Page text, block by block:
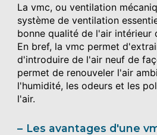
La vmc, ou ventilation
système de ventilation
bonne qualité de l'air intérieur
En bref, la vmc permet
d'introduire de l'air neuf de
permet de renouveler l'air
l'humidité, les odeurs et les
l'air.
Les avantages d'une